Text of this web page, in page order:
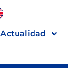
Actualidad